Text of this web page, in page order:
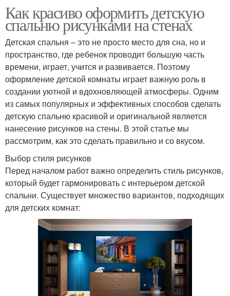
Как красиво оформить детскую
спальню рисунками на стенах
Детская спальня – это не просто место для сна, но и
пространство, где ребенок проводит большую часть
времени, играет, учится и развивается. Поэтому
оформление детской комнаты играет важную роль в
создании уютной и вдохновляющей атмосферы. Одним
из самых популярных и эффективных способов сделать
детскую спальню красивой и оригинальной является
нанесение рисунков на стены. В этой статье мы
рассмотрим, как это сделать правильно и со вкусом.
Выбор стиля рисунков
Перед началом работ важно определить стиль рисунков,
который будет гармонировать с интерьером детской
спальни. Существует множество вариантов, подходящих
для детских комнат: